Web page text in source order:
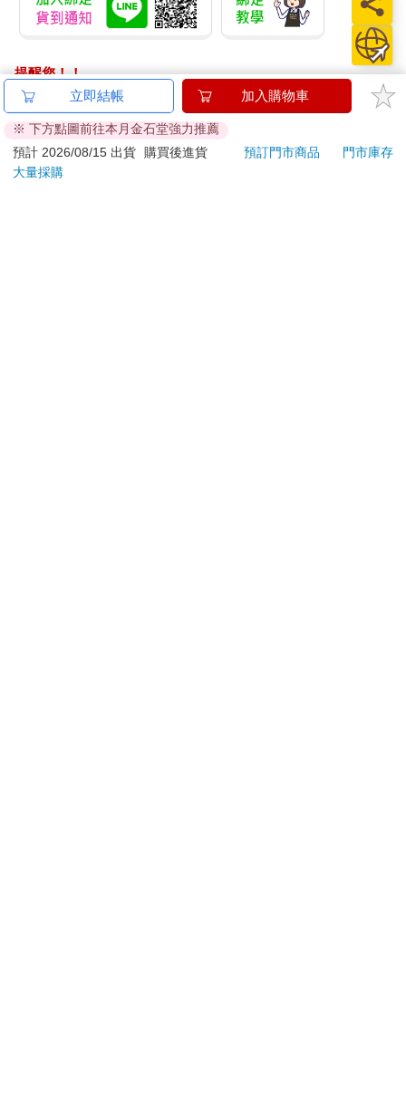
提醒您！！
金石堂及銀行均不會請您操作ATM! 如接獲電話要求您前往
ATM提款機，請不要聽從指示，以免受騙上當！
退換貨須知：
**提醒您，鑑賞期不等於試用期，退回商品須為全新狀態**
立即結帳 加入購物車
※ 下方點圖前往本月金石堂強力推薦
預計 2026/08/15 出貨
購買後進貨 預訂門市商品
門市庫存
大量採購